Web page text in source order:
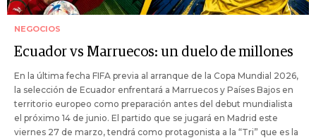
NEGOCIOS
Ecuador vs Marruecos: un duelo de millones
En la última fecha FIFA previa al arranque de la Copa Mundial 2026,
la selección de Ecuador enfrentará a Marruecos y Países Bajos en
territorio europeo como preparación antes del debut mundialista
el próximo 14 de junio. El partido que se jugará en Madrid este
viernes 27 de marzo, tendrá como protagonista a la “Tri” que es la